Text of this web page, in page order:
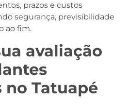
prazos e custos
segurança, previsibilidade
ao fim.
avaliação
no Tatuapé